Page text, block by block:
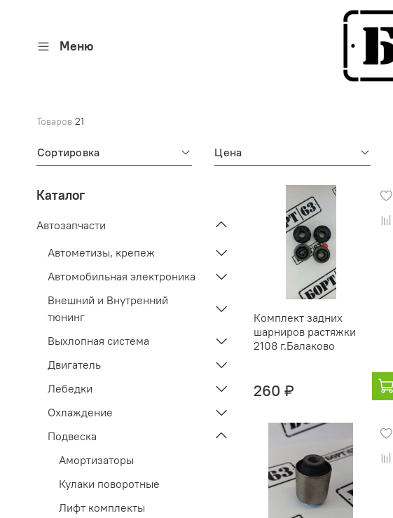
Меню
Товаров 21
Сортировка Цена
Комплект задних
шарниров растяжки
2108 г.Балаково
260 ₽
Каталог
Автозапчасти
Автометизы, крепеж
Автомобильная электроника
Внешний и Внутренний
тюнинг
Выхлопная система
Двигатель
Лебедки
Охлаждение
Подвеска
Амортизаторы
Кулаки поворотные
Лифт комплекты